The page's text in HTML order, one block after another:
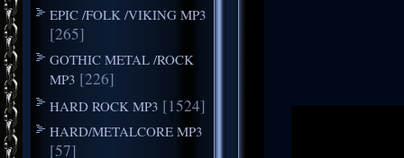
EPIC /FOLK /VIKING MP3
[265]
GOTHIC METAL /ROCK
MP3 [226]
HARD ROCK MP3 [1524]
HARD/METALCORE MP3
[57]